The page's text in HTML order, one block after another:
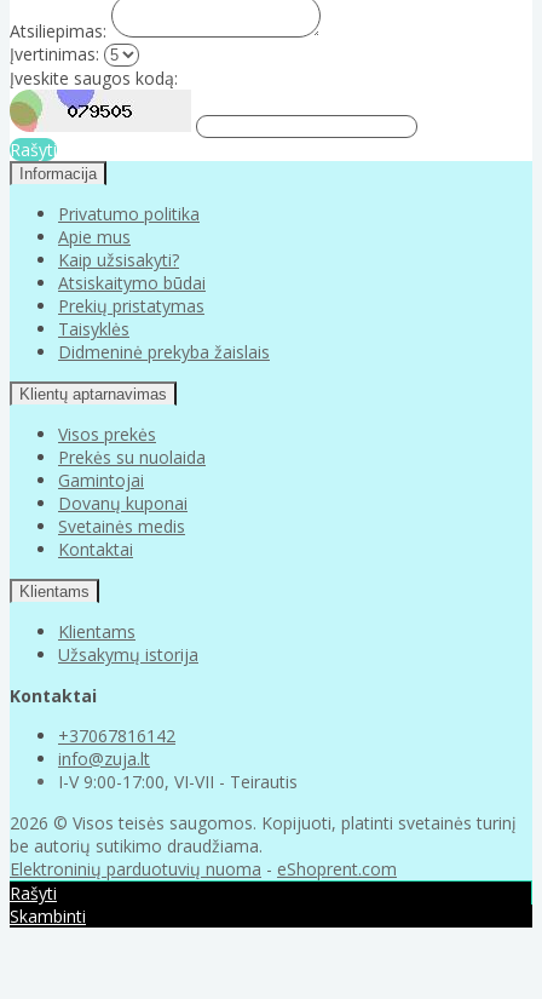
Atsiliepimas:
Įvertinimas:
Įveskite saugos kodą:
Rašyti
Informacija
Privatumo politika
Apie mus
Kaip užsisakyti?
Atsiskaitymo būdai
Prekių pristatymas
Taisyklės
Didmeninė prekyba žaislais
Klientų aptarnavimas
Visos prekės
Prekės su nuolaida
Gamintojai
Dovanų kuponai
Svetainės medis
Kontaktai
Klientams
Klientams
Užsakymų istorija
Kontaktai
+37067816142
info@zuja.lt
I-V 9:00-17:00, VI-VII - Teirautis
2026 © Visos teisės saugomos. Kopijuoti, platinti svetainės turinį
be autorių sutikimo draudžiama.
Elektroninių parduotuvių nuoma - eShoprent.com
Rašyti
Skambinti